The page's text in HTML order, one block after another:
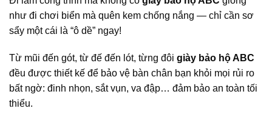
như đi chơi biển mà quên kem chống nắng — chỉ cần sơ
sẩy một cái là “ô dề” ngay!
Từ mũi đến gót, từ đế đến lót, từng đôi giày bảo hộ ABC
đều được thiết kế để bảo vệ bàn chân bạn khỏi mọi rủi ro
bất ngờ: đinh nhọn, sắt vụn, va đập… đảm bảo an toàn tối
thiểu.